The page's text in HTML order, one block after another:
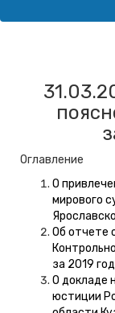
Оглавление
О
мирового
Об отчете
за 2019
О докладе
юстиции